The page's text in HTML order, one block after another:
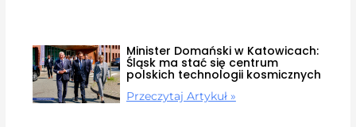
Minister Domański w Katowicach:
Śląsk ma stać się centrum
polskich technologii kosmicznych
Przeczytaj Artykuł »